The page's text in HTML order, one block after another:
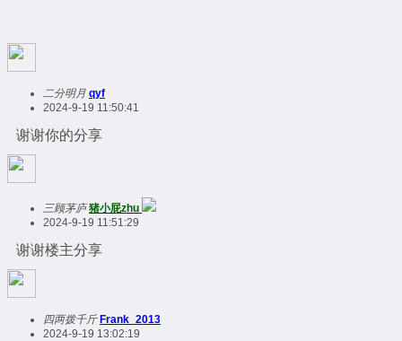
二分明月 qyf
2024-9-19 11:50:41
谢谢你的分享
三顾茅庐 猪小屁zhu
2024-9-19 11:51:29
谢谢楼主分享
四两拨千斤 Frank_2013
2024-9-19 13:02:19